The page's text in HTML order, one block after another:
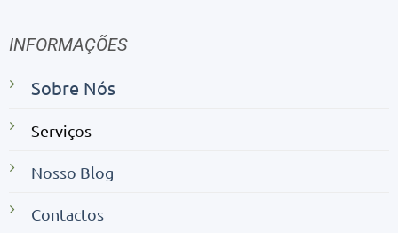
INFORMAÇÕES
Sobre Nós
Serviços
Nosso Blog
Contactos